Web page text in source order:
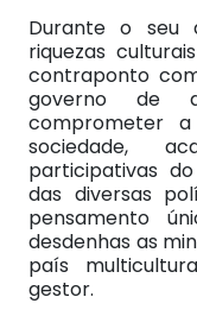
Durante o seu
riquezas
contraponto
governo de
comprometer
sociedade,
participativas
das diversas
pensamento
desdenhas as
país
gestor.